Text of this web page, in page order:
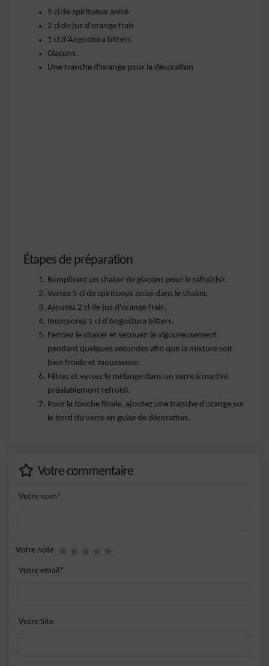
5 cl de spiritueux anisé
2 cl de jus d'orange frais
1 cl d'Angostura bitters
Glaçons
Une tranche d'orange pour la décoration
Étapes de préparation
Remplissez un shaker de glaçons pour le rafraîchir.
Versez 5 cl de spiritueux anisé dans le shaker.
Ajoutez 2 cl de jus d'orange frais.
Incorporez 1 cl d'Angostura bitters.
Fermez le shaker et secouez-le vigoureusement
pendant quelques secondes afin que la mixture soit
bien froide et mousseuse.
Filtrez et versez le mélange dans un verre à martini
préalablement refroidi.
Pour la touche finale, ajoutez une tranche d'orange sur
le bord du verre en guise de décoration.
Votre commentaire
Votre nom*
Votre note
Votre email*
Votre Site